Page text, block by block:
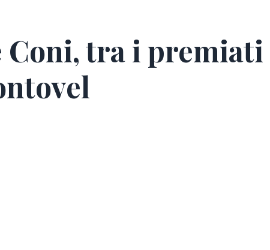
Coni, tra i premiati